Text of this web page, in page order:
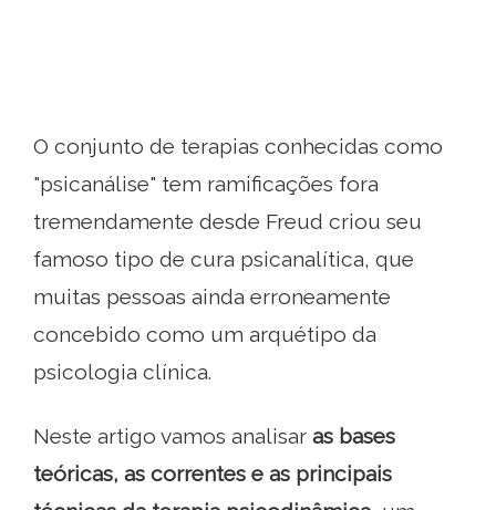
O conjunto de terapias conhecidas como
"psicanálise" tem ramificações fora
tremendamente desde Freud criou seu
famoso tipo de cura psicanalítica, que
muitas pessoas ainda erroneamente
concebido como um arquétipo da
psicologia clínica.
Neste artigo vamos analisar as bases
teóricas, as correntes e as principais